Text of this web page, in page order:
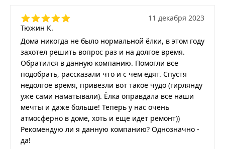
Тюжин К.
11 декабря 2023
Дома никогда не было нормальной ёлки, в этом году
захотел решить вопрос раз и на долгое время.
Обратился в данную компанию. Помогли все
подобрать, рассказали что и с чем едят. Спустя
недолгое время, привезли вот такое чудо (гирлянду
уже сами наматывали). Ёлка оправдала все наши
мечты и даже больше! Теперь у нас очень
атмосферно в доме, хоть и еще идет ремонт))
Рекомендую ли я данную компанию? Однозначно -
да!